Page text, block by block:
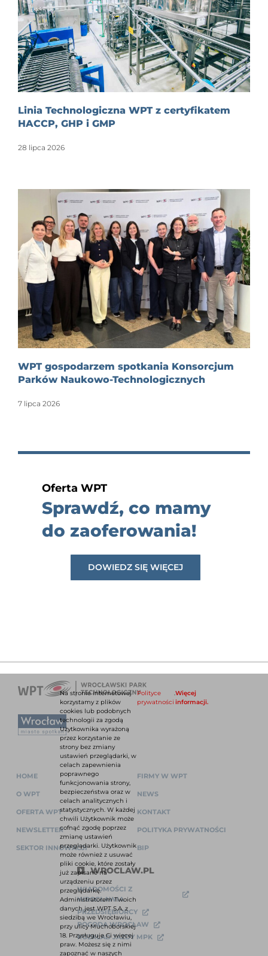
Linia Technologiczna WPT z certyfikatem
HACCP, GHP i GMP
28 lipca 2026
WPT gospodarzem spotkania Konsorcjum
Parków Naukowo-Technologicznych
7 lipca 2026
Oferta WPT
Sprawdź, co mamy
do zaoferowania!
DOWIEDZ SIĘ WIĘCEJ
HOME
O WPT
OFERTA WPT
NEWSLETTER
SEKTOR INNOWACJI
FIRMY W WPT
NEWS
KONTAKT
POLITYKA PRYWATNOŚCI
BIP
WROCLAW.PL
WIADOMOŚCI Z
WROCŁAWIA
PRZEDSIĘBIORCY
POGODA WROCŁAW
ROZKŁAD JAZDY MPK
Na stronie internetowej
korzystamy z plików
cookies lub podobnych
technologii za zgodą
Użytkownika wyrażoną
przez korzystanie ze
strony bez zmiany
ustawień przeglądarki, w
celach zapewnienia
poprawnego
funkcjonowania strony,
bezpieczeństwa oraz w
celach analitycznych i
statystycznych. W każdej
chwili Użytkownik może
cofnąć zgodę poprzez
zmianę ustawień
przeglądarki. Użytkownik
może również z usuwać
pliki cookie, które zostały
już zapisane na
urządzeniu przez
przeglądarkę.
Administratorem Twoich
danych jest WPT S.A. z
siedzibą we Wrocławiu,
przy ulicy Muchoborskiej
18. Przysługuje Ci więcej
praw. Możesz się z nimi
zapoznać w naszych
Polityce
prywatności
Więcej
informacji.